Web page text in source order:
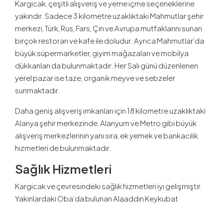
Kargicak, çeşitli alışveriş ve yeme içme seçeneklerine
yakındır. Sadece 3 kilometre uzaklıktaki Mahmutlar şehir
merkezi, Türk, Rus, Fars, Çin ve Avrupa mutfaklarını sunan
birçok restoran ve kafe ile doludur. Ayrıca Mahmutlar’da
büyük süpermarketler, giyim mağazaları ve mobilya
dükkanları da bulunmaktadır. Her Salı günü düzenlenen
yerel pazar ise taze, organik meyve ve sebzeler
sunmaktadır.
Daha geniş alışveriş imkanları için 18 kilometre uzaklıktaki
Alanya şehir merkezinde, Alanyum ve Metro gibi büyük
alışveriş merkezlerinin yanı sıra, ek yemek ve bankacılık
hizmetleri de bulunmaktadır.
Sağlık Hizmetleri
Kargicak ve çevresindeki sağlık hizmetleri iyi gelişmiştir.
Yakınlardaki Oba’da bulunan Alaaddin Keykubat